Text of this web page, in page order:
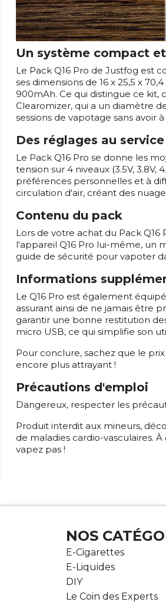
Un système compact
Le Pack Q16 Pro de Justfog est
ses dimensions de 16 x 25,5 x
900mAh. Ce qui distingue ce kit,
Clearomizer, qui a un diamètre
sessions de vapotage sans avoir
Des réglages au
Le Pack Q16 Pro se donne les
tension sur 4 niveaux (3.5V,
préférences personnelles et à
circulation d'air, créant des
Contenu du pack
Lors de votre achat du Pack
l'appareil Q16 Pro lui-même, un
guide de sécurité pour vapoter
Informations
Le Q16 Pro est également
assurant ainsi de ne jamais être
garantir une bonne restitution
micro USB, ce qui simplifie son
Pour conclure, sachez que le
encore plus attrayant !
Précautions d'emploi
Dangereux, respecter les
Produit interdit aux mineurs,
de maladies cardio-vasculaires.
vapez pas !
NOS
E-Cigarettes
E-Liquides
DIY
Le Coin des Experts